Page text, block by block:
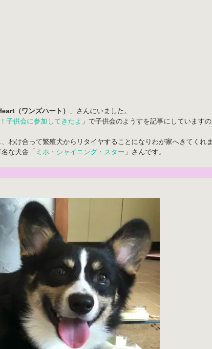
（ワンズハート）
」さんにいました。
子供会に参加してきたよ 」で子供会のようすを記事にしています
わけ合って繁殖犬からリタイヤすることになりわが家へきてくれ
名な犬舎「 ミホ・シャイニング・スター 」さんです。